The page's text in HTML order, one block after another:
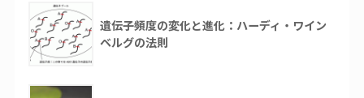
遺伝子頻度の変化と進化：ハーディ・ワイン
ベルグの法則